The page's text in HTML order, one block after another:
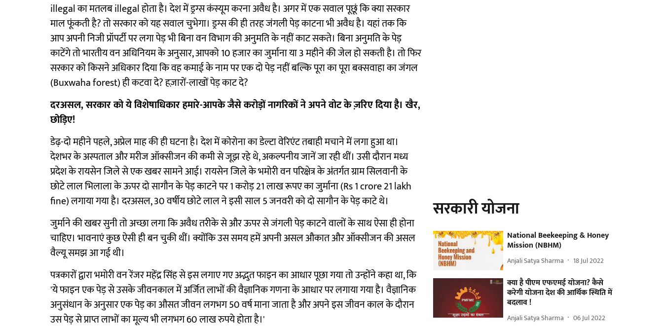
illegal का मतलब illegal होता है। देश में ड्रग्स कंस्यूम करना अवैध है। अगर में एक सवाल पूछूं कि क्या सरकार
माल फूंकती है? तो सरकार को यह सवाल चुभेगा। ड्रग्स की ही तरह जंगली पेड़ काटना भी अवैध है। यहां तक कि
आप अपनी निजी प्रॉपर्टी पर लगा पेड़ भी बिना वन विभाग की अनुमति के नहीं काट सकते। बिना अनुमति के पेड़
काटेंगे तो भारतीय वन अधिनियम के अनुसार, आपको 10 हजार का जुर्माना या 3 महीने की जेल हो सकती है। तो फिर
सरकार को किसने अधिकार दिया कि वह कमाई के नाम पर एक दो पेड़ नहीं बल्कि पूरा का पूरा बक्सवाहा का जंगल
(Buxwaha forest) ही कटवा दे? हज़ारों-लाखों पेड़ काट दे?
दरअसल, सरकार को ये विशेषाधिकार हमारे-आपके जैसे करोड़ों नागरिकों ने अपने वोट के ज़रिए दिया है। खैर,
छोड़िए!
डेढ़-दो महीने पहले, अप्रेल माह की ही घटना है। देश में कोरोना का डेल्टा वेरिएंट तबाही मचाने में लगा हुआ था।
देशभर के अस्पताल और मरीज ऑक्सीजन की कमी से जूझ रहे थे, अकल्पनीय जानें जा रही थीं। उसी दौरान मध्य
प्रदेश के रायसेन जिले से एक खबर सामने आई। रायसेन जिले के भमोरी वन परिक्षेत्र के अंतर्गत ग्राम सिलवानी के
छोटे लाल भिलाला के ऊपर दो सागौन के पेड़ काटने पर 1 करोड़ 21 लाख रूपए का जुर्माना (Rs 1 crore 21 lakh
fine) लगाया गया है। दरअसल, 30 वर्षीय छोटे लाल ने इसी साल 5 जनवरी को दो सागौन के पेड़ काटे थे।
जुर्माने की खबर सुनी तो अच्छा लगा कि अवैध तरीके से और ऊपर से जंगली पेड़ काटने वालों के साथ ऐसा ही होना
चाहिए। भावनाएं कुछ ऐसी ही बन चुकी थीं। क्योंकि उस समय हमें अपनी असल औकात और ऑक्सीजन की असल
वैल्यू समझ आ गई थी।
पत्रकारों द्वारा भमोरी वन रेंजर महेंद्र सिंह से इस लगाए गए अद्भुत फाइन का आधार पूछा गया तो उन्होंने कहा था, कि
'ये फाइन एक पेड़ से उसके जीवनकाल में अर्जित लाभों की वैज्ञानिक गणना के आधार पर लगाया गया है। वैज्ञानिक
अनुसंधान के अनुसार एक पेड़ का औसत जीवन लगभग 50 वर्ष माना जाता है और अपने इस जीवन काल के दौरान
उस पेड़ से प्राप्त लाभों का मूल्य भी लगभग 60 लाख रुपये होता है।'
सरकारी योजना
National Beekeeping & Honey
Mission (NBHM)
Anjali Satya Sharma 18 Jul 2022
क्या है पीएम एफएमई योजना? कैसे
करेगी योजना देश की आर्थिक स्थिति में
बदलाव !
Anjali Satya Sharma 06 Jul 2022